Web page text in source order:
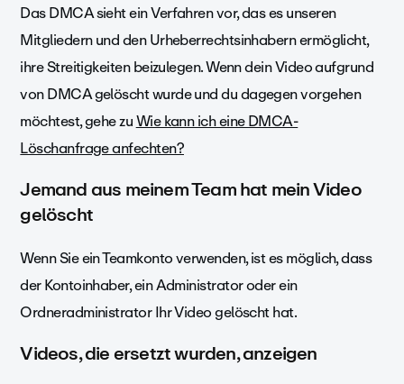
Das DMCA sieht ein Verfahren vor, das es unseren
Mitgliedern und den Urheberrechtsinhabern ermöglicht,
ihre Streitigkeiten beizulegen. Wenn dein Video aufgrund
von DMCA gelöscht wurde und du dagegen vorgehen
möchtest, gehe zuWie kann ich eine DMCA-
Löschanfrage anfechten?
Jemand aus meinem Team hat mein Video
gelöscht
Wenn Sie ein Teamkonto verwenden, ist es möglich, dass
der Kontoinhaber, ein Administrator oder ein
Ordneradministrator Ihr Video gelöscht hat.
Videos, die ersetzt wurden, anzeigen